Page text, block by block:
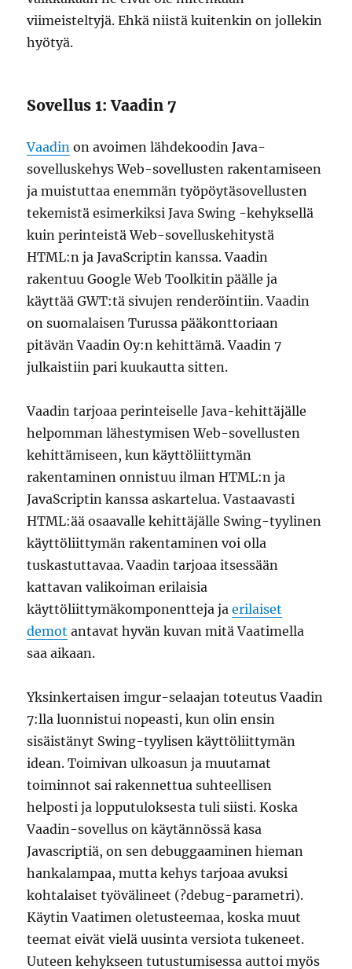
viimeisteltyjä. Ehkä niistä kuitenkin on jollekin
hyötyä.
Sovellus 1: Vaadin 7
Vaadin on avoimen lähdekoodin Java-
sovelluskehys Web-sovellusten rakentamiseen
ja muistuttaa enemmän työpöytäsovellusten
tekemistä esimerkiksi Java Swing -kehyksellä
kuin perinteistä Web-sovelluskehitystä
HTML:n ja JavaScriptin kanssa. Vaadin
rakentuu Google Web Toolkitin päälle ja
käyttää GWT:tä sivujen renderöintiin. Vaadin
on suomalaisen Turussa pääkonttoriaan
pitävän Vaadin Oy:n kehittämä. Vaadin 7
julkaistiin pari kuukautta sitten.
Vaadin tarjoaa perinteiselle Java-kehittäjälle
helpomman lähestymisen Web-sovellusten
kehittämiseen, kun käyttöliittymän
rakentaminen onnistuu ilman HTML:n ja
JavaScriptin kanssa askartelua. Vastaavasti
HTML:ää osaavalle kehittäjälle Swing-tyylinen
käyttöliittymän rakentaminen voi olla
tuskastuttavaa. Vaadin tarjoaa itsessään
kattavan valikoiman erilaisia
käyttöliittymäkomponentteja jaerilaiset
demot antavat hyvän kuvan mitä Vaatimella
saa aikaan.
Yksinkertaisen imgur-selaajan toteutus Vaadin
7:lla luonnistui nopeasti, kun olin ensin
sisäistänyt Swing-tyylisen käyttöliittymän
idean. Toimivan ulkoasun ja muutamat
toiminnot sai rakennettua suhteellisen
helposti ja lopputuloksesta tuli siisti. Koska
Vaadin-sovellus on käytännössä kasa
Javascriptiä, on sen debuggaaminen hieman
hankalampaa, mutta kehys tarjoaa avuksi
kohtalaiset työvälineet (?debug-parametri).
Käytin Vaatimen oletusteemaa, koska muut
teemat eivät vielä uusinta versiota tukeneet.
Uuteen kehykseen tutustumisessa auttoi myös